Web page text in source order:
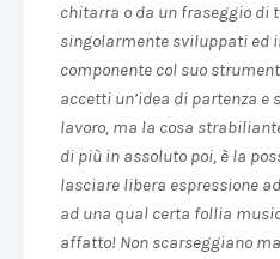
chitarra o da un fraseggio di
singolarmente sviluppati ed
componente col suo
accetti un’idea di partenza
lavoro, ma la cosa
di più in assoluto poi, è la
lasciare libera espressione
ad una qual certa follia
affatto! Non scarseggiano